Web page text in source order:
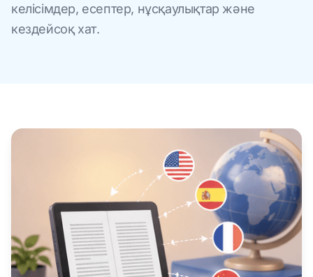
келісімдер, есептер, нұсқаулықтар және
кездейсоқ хат.